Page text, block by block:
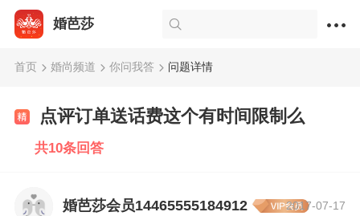
婚芭莎
首页 婚尚频道 你问我答 问题详情
点评订单送话费这个有时间限制么
共10条回答
婚芭莎会员14465555184912 2017-07-17